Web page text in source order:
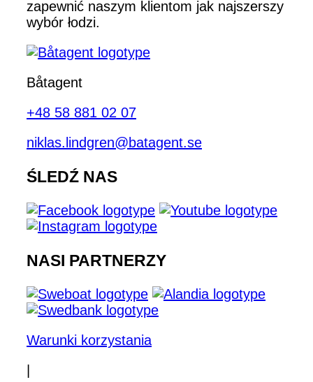
zapewnić naszym klientom jak najszerszy
wybór łodzi.
Båtagent
+48 58 881 02 07
niklas.lindgren@batagent.se
ŚLEDŹ NAS
NASI PARTNERZY
Warunki korzystania